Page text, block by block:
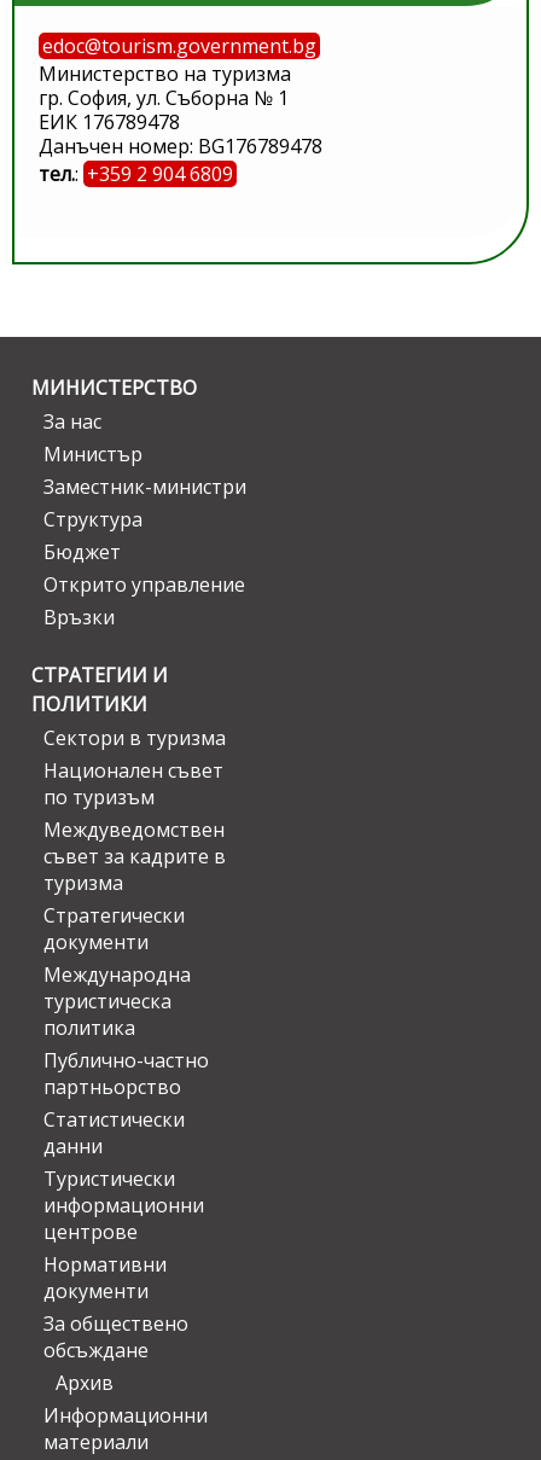
edoc@tourism.government.bg
Министерство на туризма
гр. София, ул. Съборна № 1
ЕИК 176789478
Данъчен номер: BG176789478
тел.: +359 2 904 6809
МИНИСТЕРСТВО
За нас
Министър
Заместник-министри
Структура
Бюджет
Открито управление
Връзки
СТРАТЕГИИ И
ПОЛИТИКИ
Сектори в туризма
Национален съвет
по туризъм
Междуведомствен
съвет за кадрите в
туризма
Стратегически
документи
Международна
туристическа
политика
Публично-частно
партньорство
Статистически
данни
Туристически
информационни
центрове
Нормативни
документи
За обществено
обсъждане
Архив
Информационни
материали